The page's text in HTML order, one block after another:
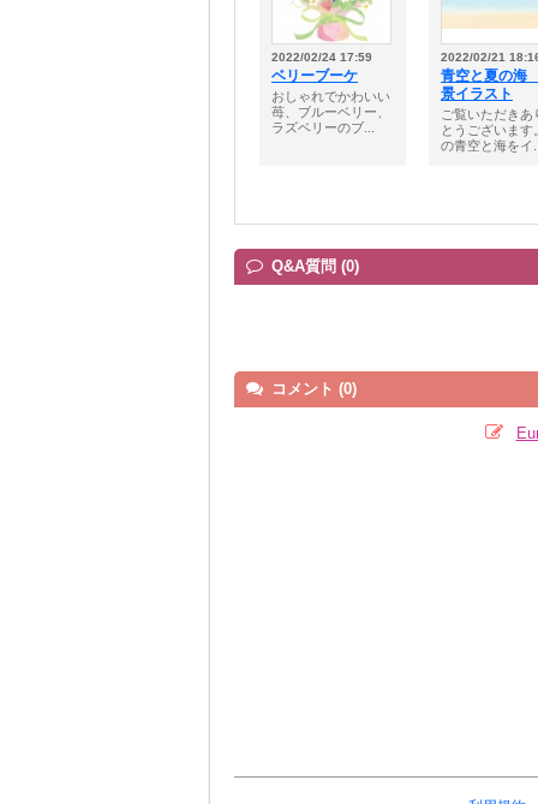
2022/02/24 17:59
ベリーブーケ
おしゃれでかわいい
苺、ブルーベリー、
ラズベリーのブ...
2022/02/21
青空と夏の
景イラスト
ご覧いただきあ
とうございます
の青空と海をイ
Q&A質問 (0)
コメント (0)